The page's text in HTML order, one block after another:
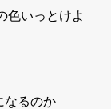
色いっとけよ
なるのか